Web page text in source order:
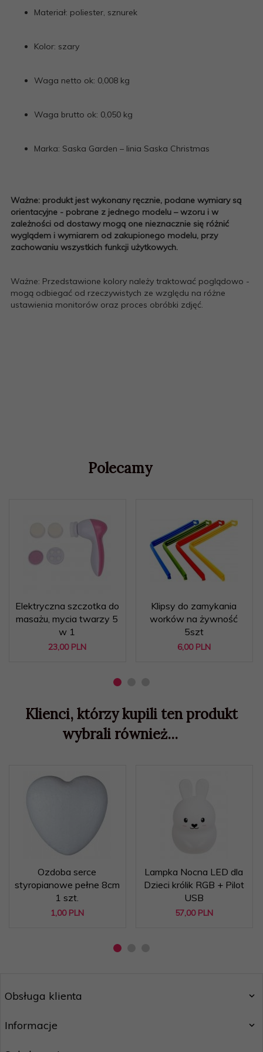
Materiał: poliester, sznurek
Kolor: szary
Waga netto ok: 0,008 kg
Waga brutto ok: 0,050 kg
Marka: Saska Garden – linia Saska Christmas
Ważne: produkt jest wykonany ręcznie, podane wymiary są
orientacyjne - pobrane z jednego modelu – wzoru i w
zależności od dostawy mogą one nieznacznie się różnić
wyglądem i wymiarem od zakupionego modelu, przy
zachowaniu wszystkich funkcji użytkowych.
Ważne: Przedstawione kolory należy traktować poglądowo -
mogą odbiegać od rzeczywistych ze względu na różne
ustawienia monitorów oraz proces obróbki zdjęć.
Polecamy
Elektryczna szczotka do
masażu, mycia twarzy 5
w 1
23,00 PLN
Klipsy do zamykania
worków na żywność
5szt
6,00 PLN
Klienci, którzy kupili ten produkt
wybrali również...
Ozdoba serce
styropianowe pełne 8cm
1 szt.
1,00 PLN
Lampka Nocna LED dla
Dzieci królik RGB + Pilot
USB
57,00 PLN
Obsługa klienta
Informacje